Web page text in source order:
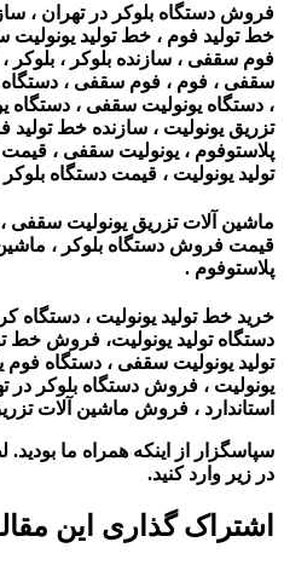
فروش دستگاه بلوکر در تهران ،
خط تولید فوم ، خط تولید
فوم سقفی ، سازنده بلوکر ، بلوکر
سقفی ، فوم ، فوم سقفی ،
، دستگاه یونولیت سقفی ، دستگاه
تزریق یونولیت ، سازنده خط تولید
پلاستوفوم ، یونولیت سقفی ،
تولید یونولیت ، قیمت دستگاه
ماشین آلات تزریق یونولیت سقفی ،
قیمت فروش دستگاه بلوکر ، ماشین
پلاستوفوم .
خرید خط تولید یونولیت ، دستگاه
دستگاه تولید یونولیت، فروش خط
تولید یونولیت سقفی ، دستگاه
یونولیت ، فروش دستگاه بلوکر در
استاندارد ، فروش ماشین آلات
سپاسگزار از اینکه همراه ما
در زیر وارد کنید.
اشتراک گذاری این